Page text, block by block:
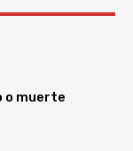
o muerte